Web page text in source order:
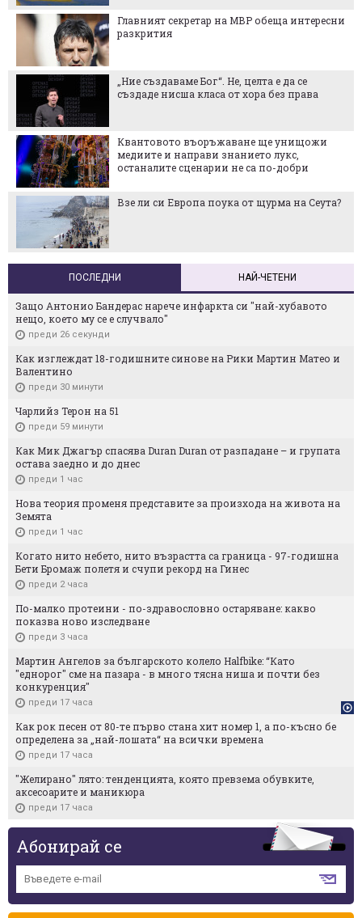
Главният секретар на МВР обеща интересни
разкрития
„Ние създаваме Бог“. Не, целта е да се
създаде нисша класа от хора без права
Квантовото въоръжаване ще унищожи
медиите и направи знанието лукс,
останалите сценарии не са по-добри
Взе ли си Европа поука от щурма на Сеута?
ПОСЛЕДНИ НАЙ-ЧЕТЕНИ
Защо Антонио Бандерас нарече инфаркта си "най-хубавото
нещо, което му се е случвало"
преди 26 секунди
Как изглеждат 18-годишните синове на Рики Мартин Матео и
Валентино
преди 30 минути
Чарлийз Терон на 51
преди 59 минути
Как Мик Джагър спасява Duran Duran от разпадане – и групата
остава заедно и до днес
преди 1 час
Нова теория променя представите за произхода на живота на
Земята
преди 1 час
Когато нито небето, нито възрастта са граница - 97-годишна
Бети Бромаж полетя и счупи рекорд на Гинес
преди 2 часа
По-малко протеини - по-здравословно остаряване: какво
показва ново изследване
преди 3 часа
Мартин Ангелов за българското колело Halfbike: “Като
"еднорог" сме на пазара - в много тясна ниша и почти без
конкуренция"
преди 17 часа
Как рок песен от 80-те първо стана хит номер 1, а по-късно бе
определена за „най-лошата“ на всички времена
преди 17 часа
"Желирано" лято: тенденцията, която превзема обувките,
аксесоарите и маникюра
преди 17 часа
Абонирай се